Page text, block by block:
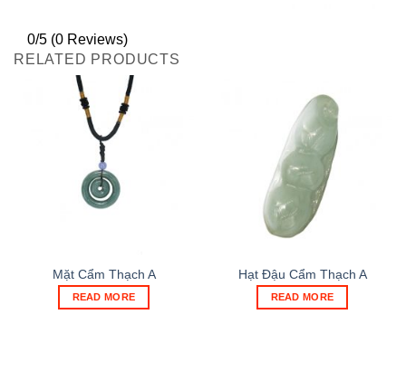
0/5 (0 Reviews)
RELATED PRODUCTS
Mặt Cẩm Thạch A
READ MORE
Hạt Đậu Cẩm Thạch A
READ MORE